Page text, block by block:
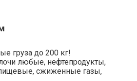
груза до 200 кг!
любые, нефтепродукты,
сжиженные газы,